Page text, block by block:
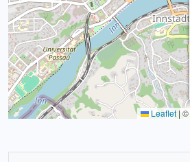
Leaflet | ©